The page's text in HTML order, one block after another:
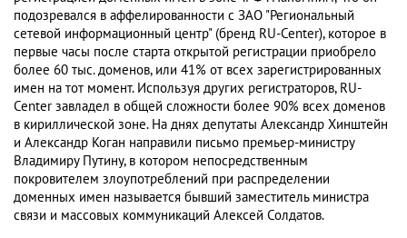
подозревался в аффелированности с ЗАО "Региональный
сетевой информационный центр" (бренд RU-Center), которое в
первые часы после старта открытой регистрации приобрело
более 60 тыс. доменов, или 41% от всех зарегистрированных
имен на тот момент. Используя других регистраторов, RU-
Center завладел в общей сложности более 90% всех доменов
в кириллической зоне. На днях депутаты Александр Хинштейн
и Александр Коган направили письмо премьер-министру
Владимиру Путину, в котором непосредственным
покровителем злоупотреблений при распределении
доменных имен называется бывший заместитель министра
связи и массовых коммуникаций Алексей Солдатов.